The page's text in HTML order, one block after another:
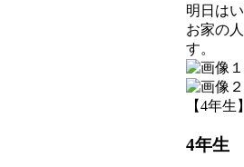
明日は
お家の
す。
【4年生
4年生